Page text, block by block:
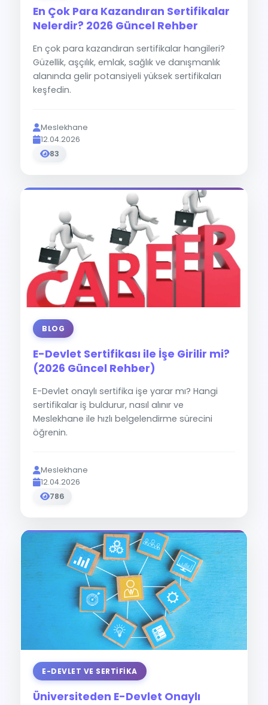
En Çok Para Kazandıran Sertifikalar
Nelerdir? 2026 Güncel Rehber
En çok para kazandıran sertifikalar hangileri?
Güzellik, aşçılık, emlak, sağlık ve danışmanlık
alanında gelir potansiyeli yüksek sertifikaları
keşfedin.
Meslekhane
12.04.2026
83
BLOG
E-Devlet Sertifikası ile İşe Girilir mi?
(2026 Güncel Rehber)
E-Devlet onaylı sertifika işe yarar mı? Hangi
sertifikalar iş buldurur, nasıl alınır ve
Meslekhane ile hızlı belgelendirme sürecini
öğrenin.
Meslekhane
12.04.2026
786
E-DEVLET VE SERTIFIKA
Üniversiteden E-Devlet Onaylı